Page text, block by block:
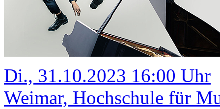
Di., 31.10.2023 16:00 Uhr
Weimar, Hochschule für